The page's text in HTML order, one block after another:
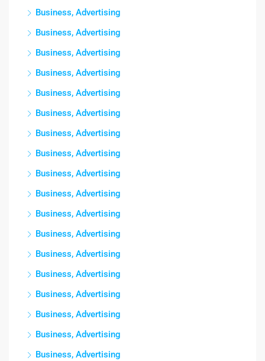
Business, Advertising
Business, Advertising
Business, Advertising
Business, Advertising
Business, Advertising
Business, Advertising
Business, Advertising
Business, Advertising
Business, Advertising
Business, Advertising
Business, Advertising
Business, Advertising
Business, Advertising
Business, Advertising
Business, Advertising
Business, Advertising
Business, Advertising
Business, Advertising